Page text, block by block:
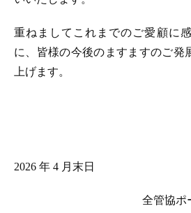
重ねましてこれまでのご愛顧に
に、皆様の今後のますますのご発
上げます。
2026 年 4 月末日
全管協ポ